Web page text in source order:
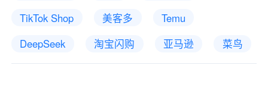
TikTok Shop
美客多
Temu
DeepSeek
淘宝闪购 亚马逊 菜鸟